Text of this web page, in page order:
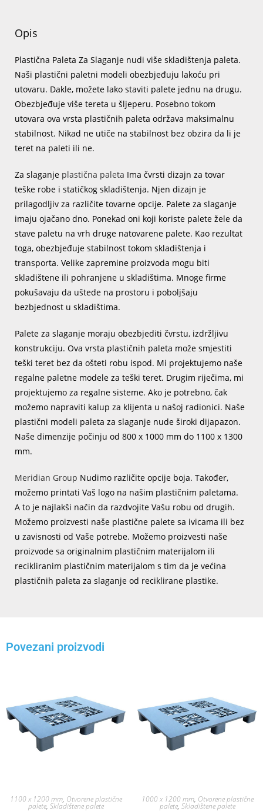
Opis
Plastična Paleta Za Slaganje nudi više skladištenja paleta.
Naši plastični paletni modeli obezbjeđuju lakoću pri
utovaru. Dakle, možete lako staviti palete jednu na drugu.
Obezbjeđuje više tereta u šljeperu. Posebno tokom
utovara ova vrsta plastičnih paleta održava maksimalnu
stabilnost. Nikad ne utiče na stabilnost bez obzira da li je
teret na paleti ili ne.
Za slaganje plastična paleta Ima čvrsti dizajn za tovar
teške robe i statičkog skladištenja. Njen dizajn je
prilagodljiv za različite tovarne opcije. Palete za slaganje
imaju ojačano dno. Ponekad oni koji koriste palete žele da
stave paletu na vrh druge natovarene palete. Kao rezultat
toga, obezbjeđuje stabilnost tokom skladištenja i
transporta. Velike zapremine proizvoda mogu biti
skladištene ili pohranjene u skladištima. Mnoge firme
pokušavaju da uštede na prostoru i poboljšaju
bezbjednost u skladištima.
Palete za slaganje moraju obezbjediti čvrstu, izdržljivu
konstrukciju. Ova vrsta plastičnih paleta može smjestiti
teški teret bez da ošteti robu ispod. Mi projektujemo naše
regalne paletne modele za teški teret. Drugim riječima, mi
projektujemo za regalne sisteme. Ako je potrebno, čak
možemo napraviti kalup za klijenta u našoj radionici. Naše
plastični modeli paleta za slaganje nude široki dijapazon.
Naše dimenzije počinju od 800 x 1000 mm do 1100 x 1300
mm.
Meridian Group Nudimo različite opcije boja. Također,
možemo printati Vaš logo na našim plastičnim paletama.
A to je najlakši način da razdvojite Vašu robu od drugih.
Možemo proizvesti naše plastične palete sa ivicama ili bez
u zavisnosti od Vaše potrebe. Možemo proizvesti naše
proizvode sa originalnim plastičnim materijalom ili
recikliranim plastičnim materijalom s tim da je većina
plastičnih paleta za slaganje od reciklirane plastike.
Povezani proizvodi
1100 x 1200 mm, Otvorene plastične
palete, Skladištene palete
1000 x 1200 mm, Otvorene plastične
palete, Skladištene palete